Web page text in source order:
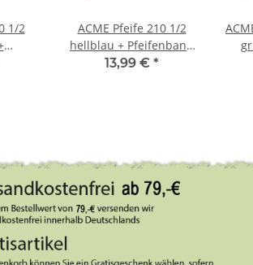
1/2
ACME Pfeife 210 1/2
hellblau + Pfeifenband
kostenlos
13,99 € *